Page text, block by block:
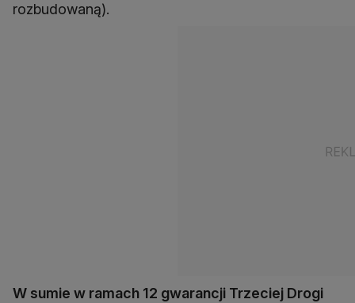
rozbudowaną).
W sumie w ramach 12 gwarancji Trzeciej Drogi